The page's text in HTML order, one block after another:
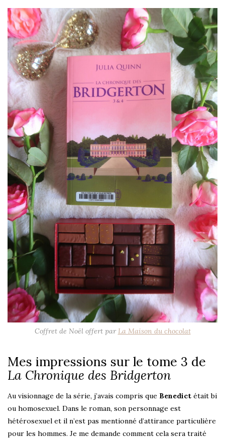
Coffret de Noël offert par La Maison du chocolat
Mes impressions sur le tome 3 de
La Chronique des Bridgerton
Au visionnage de la série, j’avais compris que Benedict était bi
ou homosexuel. Dans le roman, son personnage est
hétérosexuel et il n’est pas mentionné d’attirance particulière
pour les hommes. Je me demande comment cela sera traité